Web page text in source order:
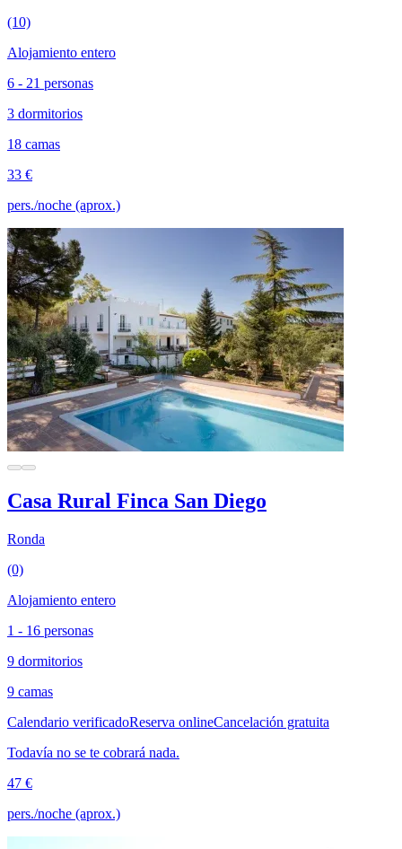
(10)
Alojamiento entero
6 - 21 personas
3 dormitorios
18 camas
33 €
pers./noche (aprox.)
Casa Rural Finca San Diego
Ronda
(0)
Alojamiento entero
1 - 16 personas
9 dormitorios
9 camas
Calendario verificadoReserva onlineCancelación gratuita
Todavía no se te cobrará nada.
47 €
pers./noche (aprox.)